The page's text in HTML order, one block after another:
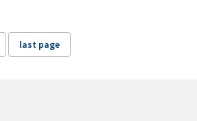
last page